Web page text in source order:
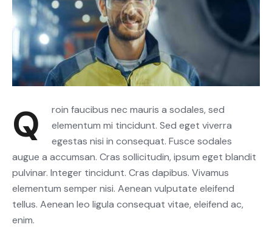
Qroin faucibus nec mauris a sodales, sed
elementum mi tincidunt. Sed eget viverra
egestas nisi in consequat. Fusce sodales
augue a accumsan. Cras sollicitudin, ipsum eget blandit
pulvinar. Integer tincidunt. Cras dapibus. Vivamus
elementum semper nisi. Aenean vulputate eleifend
tellus. Aenean leo ligula consequat vitae, eleifend ac,
enim.